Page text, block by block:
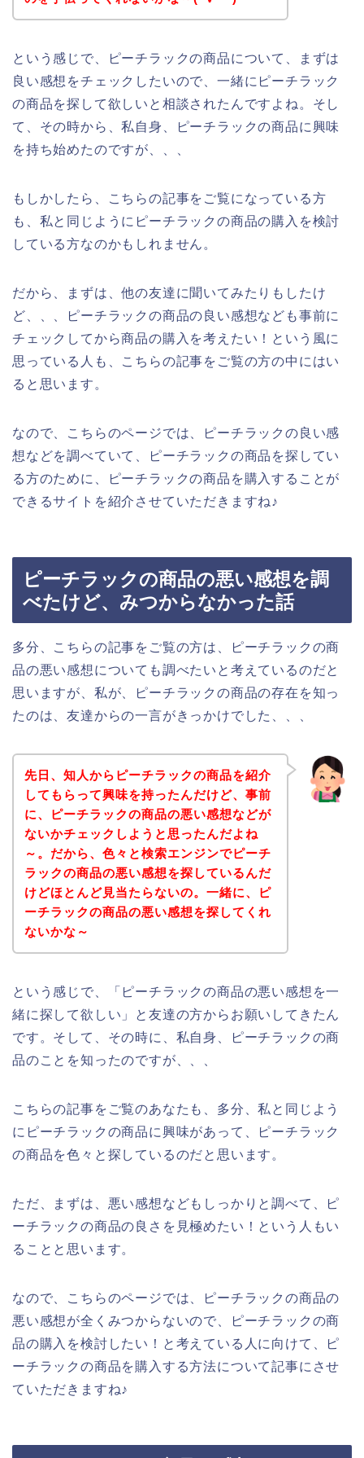
という感じで、ピーチラックの商品について、まずは
良い感想をチェックしたいので、一緒にピーチラック
の商品を探して欲しいと相談されたんですよね。そし
て、その時から、私自身、ピーチラックの商品に興味
を持ち始めたのですが、、、
もしかしたら、こちらの記事をご覧になっている方
も、私と同じようにピーチラックの商品の購入を検討
している方なのかもしれません。
だから、まずは、他の友達に聞いてみたりもしたけ
ど、、、ピーチラックの商品の良い感想なども事前に
チェックしてから商品の購入を考えたい！という風に
思っている人も、こちらの記事をご覧の方の中にはい
ると思います。
なので、こちらのページでは、ピーチラックの良い感
想などを調べていて、ピーチラックの商品を探してい
る方のために、ピーチラックの商品を購入することが
できるサイトを紹介させていただきますね♪
ピーチラックの商品の悪い感想を調
べたけど、みつからなかった話
多分、こちらの記事をご覧の方は、ピーチラックの商
品の悪い感想についても調べたいと考えているのだと
思いますが、私が、ピーチラックの商品の存在を知っ
たのは、友達からの一言がきっかけでした、、、
先日、知人からピーチラックの商品を紹介
してもらって興味を持ったんだけど、事前
に、ピーチラックの商品の悪い感想などが
ないかチェックしようと思ったんだよね
～。だから、色々と検索エンジンでピーチ
ラックの商品の悪い感想を探しているんだ
けどほとんど見当たらないの。一緒に、ピ
ーチラックの商品の悪い感想を探してくれ
ないかな～
という感じで、「ピーチラックの商品の悪い感想を一
緒に探して欲しい」と友達の方からお願いしてきたん
です。そして、その時に、私自身、ピーチラックの商
品のことを知ったのですが、、、
こちらの記事をご覧のあなたも、多分、私と同じよう
にピーチラックの商品に興味があって、ピーチラック
の商品を色々と探しているのだと思います。
ただ、まずは、悪い感想などもしっかりと調べて、ピ
ーチラックの商品の良さを見極めたい！という人もい
ることと思います。
なので、こちらのページでは、ピーチラックの商品の
悪い感想が全くみつからないので、ピーチラックの商
品の購入を検討したい！と考えている人に向けて、ピ
ーチラックの商品を購入する方法について記事にさせ
ていただきますね♪